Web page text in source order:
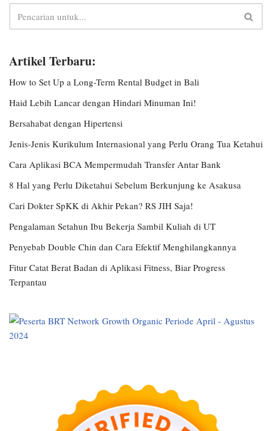
Artikel Terbaru:
How to Set Up a Long-Term Rental Budget in Bali
Haid Lebih Lancar dengan Hindari Minuman Ini!
Bersahabat dengan Hipertensi
Jenis-Jenis Kurikulum Internasional yang Perlu Orang Tua Ketahui
Cara Aplikasi BCA Mempermudah Transfer Antar Bank
8 Hal yang Perlu Diketahui Sebelum Berkunjung ke Asakusa
Cari Dokter SpKK di Akhir Pekan? RS JIH Saja!
Pengalaman Setahun Ibu Bekerja Sambil Kuliah di UT
Penyebab Double Chin dan Cara Efektif Menghilangkannya
Fitur Catat Berat Badan di Aplikasi Fitness, Biar Progress
Terpantau